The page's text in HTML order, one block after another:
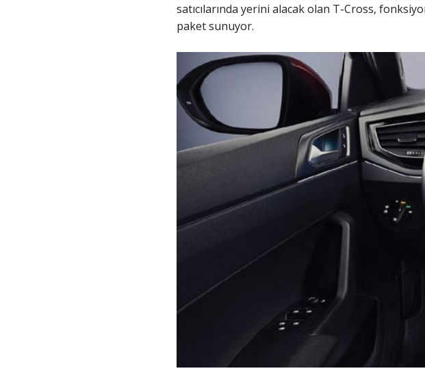
satıcılarında yerini alacak olan T-Cross,
paket sunuyor.